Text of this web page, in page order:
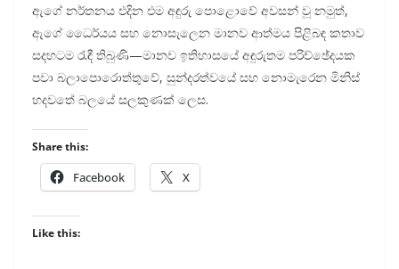
ඇගේ නර්තනය එදින එම අඳුරු පොළොවේ අවසන් වූ නමුත්,
ඇගේ ධෛර්යය සහ නොසැලෙන මානව ආත්මය පිළිබඳ කතාව
සදහටම රැඳී තිබුණි—මානව ඉතිහාසයේ අඳුරුතම පරිච්ඡේදයක
පවා බලාපොරොත්තුවේ, සුන්දරත්වයේ සහ නොමැරෙන මිනිස්
හදවතේ බලයේ සලකුණක් ලෙස.
Share this:
Facebook X
Like this: